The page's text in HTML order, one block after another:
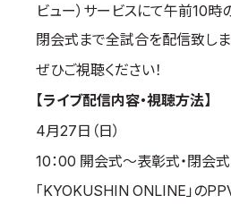
国際空
お知らせ
支部から
公式記録
試合規則
ビュー）サービスにて午前10時
閉会式まで全試合を配信致しま
ぜひご視聴ください！
【ライブ配信内容・視聴方法】
4月27日（日）
10：00 開会式～表彰式・閉会
「KYOKUSHIN ONLINE」の